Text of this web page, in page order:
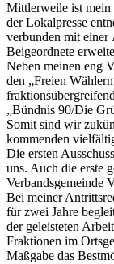
Mittlerweile ist mein
der Lokalpresse
verbunden mit einer
Beigeordnete
Neben meinen eng
den „Freien
„Bündnis 90/Die
Somit sind wir
kommenden
Die ersten
uns. Auch die erste
Verbandsgemeinde
Bei meiner
für zwei Jahre
der geleisteten
Fraktionen im
Maßgabe das